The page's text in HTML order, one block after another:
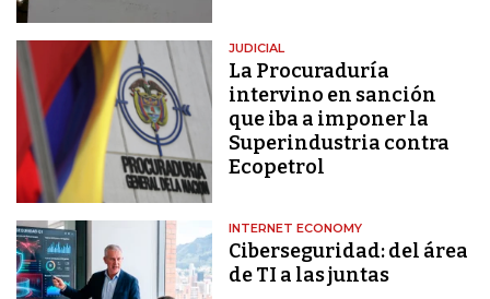
JUDICIAL
La Procuraduría
intervino en sanción
que iba a imponer la
Superindustria contra
Ecopetrol
INTERNET ECONOMY
Ciberseguridad: del área
de TI a las juntas